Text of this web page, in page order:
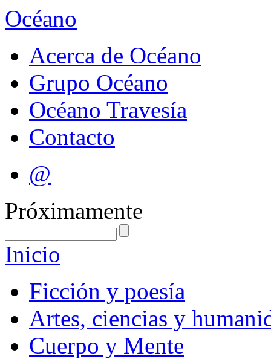
Océano
Acerca de Océano
Grupo Océano
Océano Travesía
Contacto
@
Próximamente
Inicio
Ficción y poesía
Artes, ciencias y
Cuerpo y Mente